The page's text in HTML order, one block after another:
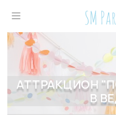
АТТРАКЦИОН
В